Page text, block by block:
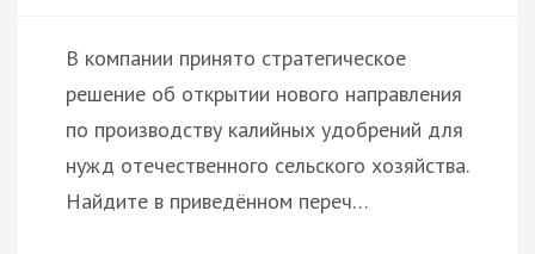
В компании принято стратегическое
решение об открытии нового направления
по производству калийных удобрений для
нужд отечественного сельского хозяйства.
Найдите в приведённом переч…